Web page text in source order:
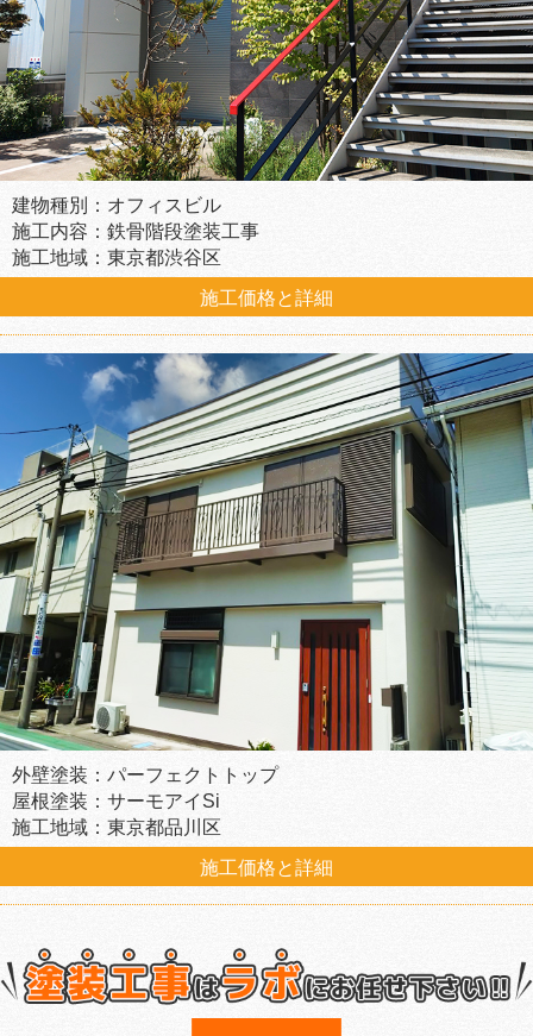
建物種別：オフィスビル
施工内容：鉄骨階段塗装工事
施工地域：東京都渋谷区
施工価格と詳細
外壁塗装：パーフェクトトップ
屋根塗装：サーモアイSi
施工地域：東京都品川区
施工価格と詳細